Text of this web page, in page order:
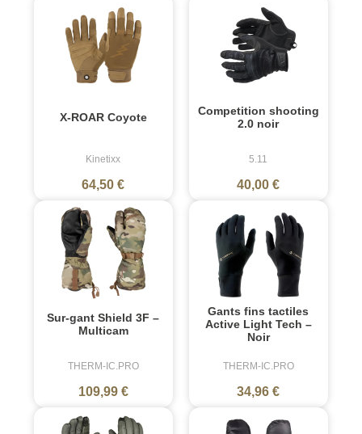
X-ROAR Coyote
Kinetixx
64,50 €
Competition shooting
2.0 noir
5.11
40,00 €
Sur-gant Shield 3F –
Multicam
THERM-IC.PRO
109,99 €
Gants fins tactiles
Active Light Tech –
Noir
THERM-IC.PRO
34,96 €